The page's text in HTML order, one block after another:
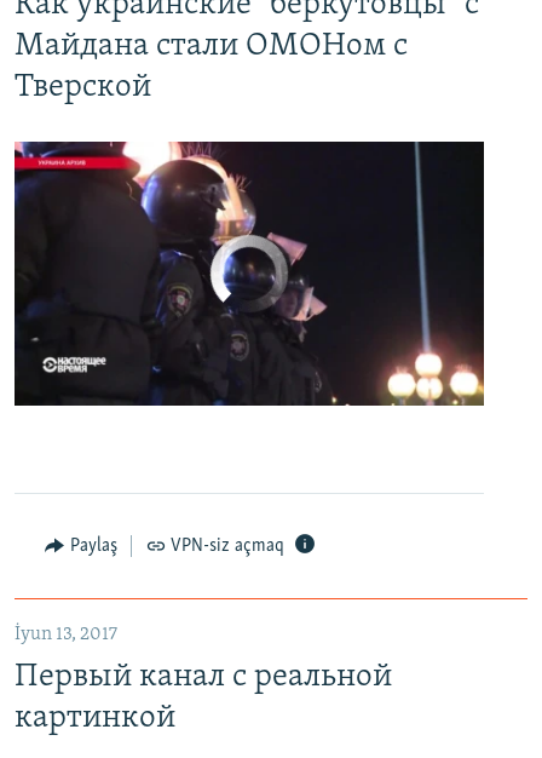
Майдана стали ОМОНом с
Тверской
No media source currently available
Paylaş VPN-siz açmaq
İyun 13, 2017
Первый канал с реальной
картинкой
EMBED